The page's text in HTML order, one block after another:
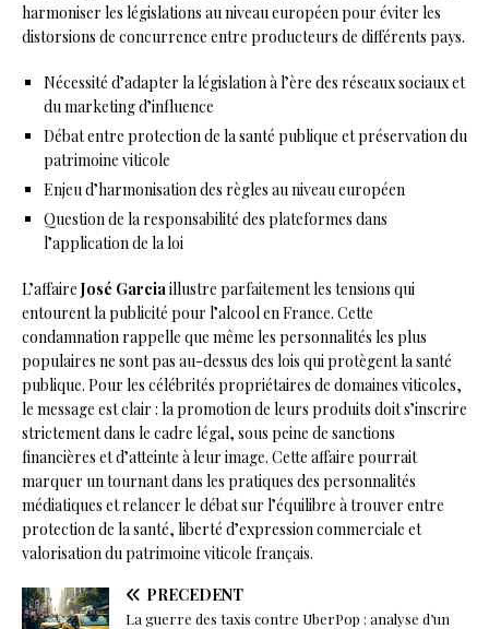
harmoniser les législations au niveau européen pour éviter les
distorsions de concurrence entre producteurs de différents pays.
Nécessité d’adapter la législation à l’ère des réseaux sociaux et
du marketing d’influence
Débat entre protection de la santé publique et préservation du
patrimoine viticole
Enjeu d’harmonisation des règles au niveau européen
Question de la responsabilité des plateformes dans
l’application de la loi
L’affaire José Garcia illustre parfaitement les tensions qui
entourent la publicité pour l’alcool en France. Cette
condamnation rappelle que même les personnalités les plus
populaires ne sont pas au-dessus des lois qui protègent la santé
publique. Pour les célébrités propriétaires de domaines viticoles,
le message est clair : la promotion de leurs produits doit s’inscrire
strictement dans le cadre légal, sous peine de sanctions
financières et d’atteinte à leur image. Cette affaire pourrait
marquer un tournant dans les pratiques des personnalités
médiatiques et relancer le débat sur l’équilibre à trouver entre
protection de la santé, liberté d’expression commerciale et
valorisation du patrimoine viticole français.
PRÉCÉDENT
La guerre des taxis contre UberPop : analyse d’un